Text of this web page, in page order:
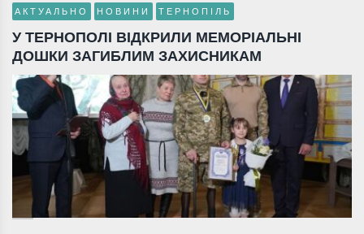
АКТУАЛЬНО НОВИНИ ТЕРНОПІЛЬ
У ТЕРНОПОЛІ ВІДКРИЛИ МЕМОРІАЛЬНІ
ДОШКИ ЗАГИБЛИМ ЗАХИСНИКАМ